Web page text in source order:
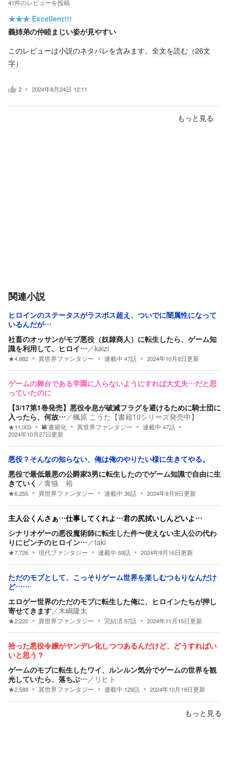
41件のレビューを投稿
★★★ Excellent!!!
義姉弟の仲睦まじい姿が見やすい
このレビューは小説のネタバレを含みます。 全文を読む（26文
字）
2 2024年8月24日 12:11
もっと見る
関連小説
ヒロインのステータスがラスボス超え、ついでに闇属性になって
いるんだが…
社畜のオッサンがモブ悪役（奴隷商人）に転生したら、ゲーム知
識を利用して、ヒロイ… ／kaizi
★4,882 異世界ファンタジー 連載中 47話 2024年10月8日更新
ゲームの舞台である学園に入らないようにすれば大丈夫…だと思
っていたのに
【3/17第1巻発売】悪役令息が破滅フラグを避けるために騎士団に
入ったら、何故… ／楓原 こうた【書籍10シリーズ発売中】
★11,003 書籍化 異世界ファンタジー 連載中 47話
2024年10月27日更新
悪役？そんなの知らない、俺は俺のやりたい様に生きてやる。
悪役で最低最悪の公爵家3男に転生したのでゲーム知識で自由に生
きていく ／青猫 裕
★6,255 異世界ファンタジー 連載中 36話 2024年9月9日更新
主人公くんさぁ…仕事してくれよ…君の尻拭いしんどいよ…
シナリオゲーの悪役魔術師に転生した件〜使えない主人公の代わ
りにピンチのヒロイン… ／taki
★7,726 現代ファンタジー 連載中 59話 2024年9月16日更新
ただのモブとして、こっそりゲーム世界を楽しむつもりなんだけ
ど……
エロゲー世界のただのモブに転生した俺に、ヒロインたちが押し
寄せてきます／木嶋隆太
★2,220 異世界ファンタジー 完結済57話 2024年11月15日更新
拾った悪役令嬢がヤンデレ化しつつあるんだけど、どうすればい
いと思う？
ゲームのモブに転生したワイ、ルンルン気分でゲームの世界を観
光していたら、落ちぶ… ／ リヒト
★2,588 異世界ファンタジー 連載中 129話 2024年10月19日更新
もっと見る